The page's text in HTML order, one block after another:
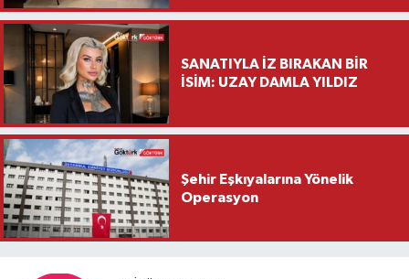
Ziyareti
SANATIYLA İZ BIRAKAN BİR
İSİM: UZAY DAMLA YILDIZ
Şehir Eşkıyalarına Yönelik
Operasyon